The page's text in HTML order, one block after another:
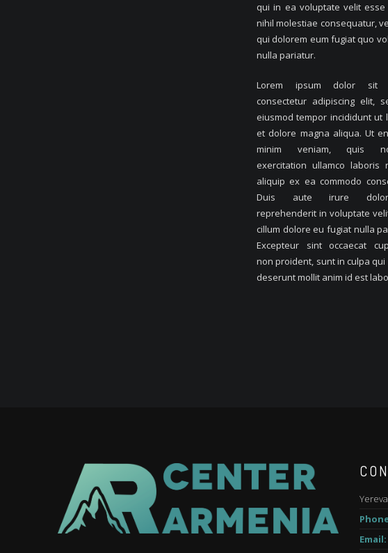
qui in ea voluptate velit esse
nihil molestiae consequatur,
qui dolorem eum fugiat quo
nulla pariatur.
Lorem ipsum dolor sit
consectetur adipiscing elit,
eiusmod tempor incididunt ut
et dolore magna aliqua. Ut
minim veniam, quis
exercitation ullamco laboris
aliquip ex ea commodo
Duis aute irure
reprehenderit in voluptate
cillum dolore eu fugiat nulla
Excepteur sint occaecat
non proident, sunt in culpa qui
deserunt mollit anim id est
Email: